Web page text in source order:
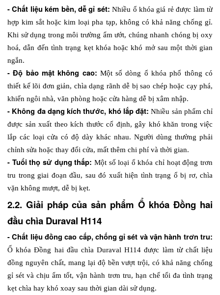
- Chất liệu kém bền, dễ gỉ sét: Nhiều ổ khóa giá rẻ được làm từ
hợp kim sắt hoặc kim loại pha tạp, không có khả năng chống gỉ.
Khi sử dụng trong môi trường ẩm ướt, chúng nhanh chóng bị oxy
hoá, dẫn đến tình trạng kẹt khóa hoặc khó mở sau một thời gian
ngắn.
- Độ bảo mật không cao: Một số dòng ổ khóa phổ thông có
thiết kế lõi đơn giản, chìa dạng rãnh dễ bị sao chép hoặc cạy phá,
khiến ngôi nhà, văn phòng hoặc cửa hàng dễ bị xâm nhập.
- Không đa dạng kích thước, khó lắp đặt: Nhiều sản phẩm chỉ
được sản xuất theo kích thước cố định, gây khó khăn trong việc
lắp các loại cửa có độ dày khác nhau. Người dùng thường phải
chỉnh sửa hoặc thay đổi cửa, mất thêm chi phí và thời gian.
- Tuổi thọ sử dụng thấp: Một số loại ổ khóa chỉ hoạt động trơn
tru trong giai đoạn đầu, sau đó xuất hiện tình trạng ổ bị rơ, chìa
vặn không mượt, dễ bị kẹt.
2.2. Giải pháp của sản phẩm Ổ khóa Đồng hai
đầu chìa Duraval H114
Ổ khóa Đồng hai đầu chìa Duraval H114 được làm từ chất liệu
đồng nguyên chất, mang lại độ bền vượt trội, có khả năng chống
gỉ sét và chịu ẩm tốt, vận hành trơn tru, hạn chế tối đa tình trạng
kẹt chìa hay khó xoay sau thời gian dài sử dụng.